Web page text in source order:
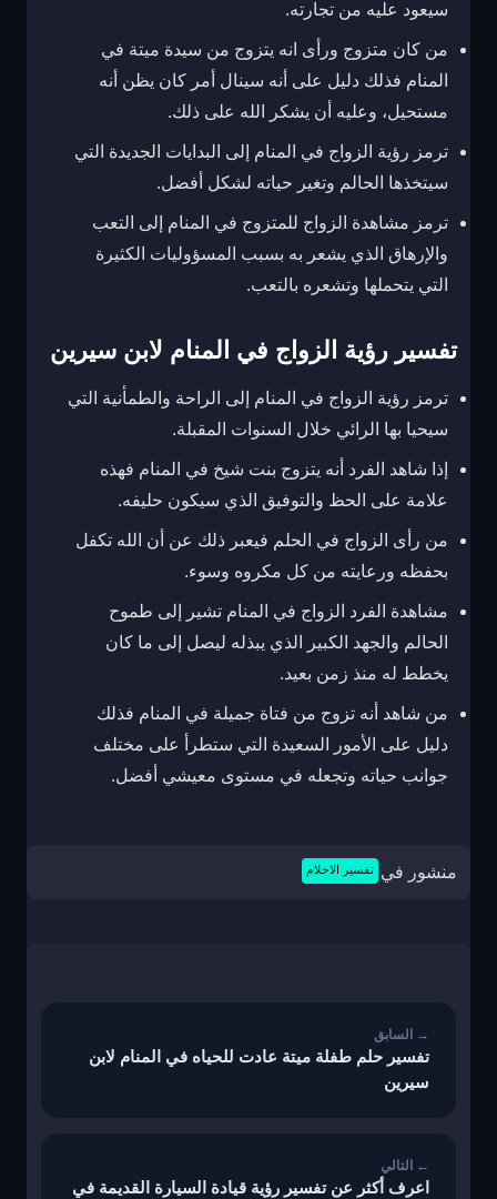
سيعود عليه من تجارته.
من كان متزوج ورأى انه يتزوج من سيدة ميتة في
المنام فذلك دليل على أنه سينال أمر كان يظن أنه
مستحيل، وعليه أن يشكر الله على ذلك.
ترمز رؤية الزواج في المنام إلى البدايات الجديدة التي
سيتخذها الحالم وتغير حياته لشكل أفضل.
ترمز مشاهدة الزواج للمتزوج في المنام إلى التعب
والإرهاق الذي يشعر به بسبب المسؤوليات الكثيرة
التي يتحملها وتشعره بالتعب.
تفسير رؤية الزواج في المنام لابن سيرين
ترمز رؤية الزواج في المنام إلى الراحة والطمأنية التي
سيحيا بها الرائي خلال السنوات المقبلة.
إذا شاهد الفرد أنه يتزوج بنت شيخ في المنام فهذه
علامة على الحظ والتوفيق الذي سيكون حليفه.
من رأى الزواج في الحلم فيعبر ذلك عن أن الله تكفل
بحفظه ورعايته من كل مكروه وسوء.
مشاهدة الفرد الزواج في المنام تشير إلى طموح
الحالم والجهد الكبير الذي يبذله ليصل إلى ما كان
يخطط له منذ زمن بعيد.
من شاهد أنه تزوج من فتاة جميلة في المنام فذلك
دليل على الأمور السعيدة التي ستطرأ على مختلف
جوانب حياته وتجعله في مستوى معيشي أفضل.
منشور في تفسير الاحلام
تفسير حلم طفلة ميتة عادت للحياه في المنام لابن
سيرين
اعرف أكثر عن تفسير رؤية قيادة السيارة القديمة في